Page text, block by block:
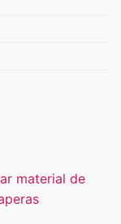
material de